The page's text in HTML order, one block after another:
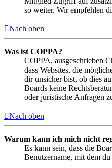
so weiter. Wir empfehlen
Nach oben
Was ist COPPA?
COPPA, ausgeschrieben
dass Websites, die
dir unsicher bist, ob dies
Boards keine
oder juristische Anfragen
Nach oben
Warum kann ich mich nicht
Es kann sein, dass die
Benutzername, mit dem